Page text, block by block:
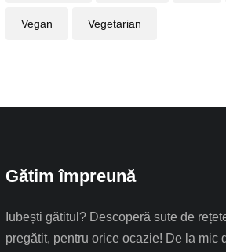
Vegan Vegetarian
Gătim împreună
Iubești gătitul? Descoperă sute de
pregătit, pentru orice ocazie! De la mic